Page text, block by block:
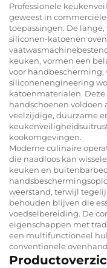
Professionele
geweest in
toepassingen. De
siliconen-katoenen
keuken, vormen een
voor
siliconenengineering
katoenmaterialen.
handschoenen voldoen
veelzijdige, duurzame
kookomgevingen.
Moderne culinaire
die naadloos kan
keuken en
weerstand, terwijl
behouden blijven die
voedselbereiding. De
eigenschappen met
een multifunctioneel
conventionele